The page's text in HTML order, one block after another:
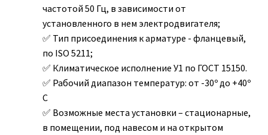
частотой 50 Гц, в зависимости от
установленного в нем электродвигателя;
Тип присоединения к арматуре - фланцевый,
по ISO 5211;
Климатическое исполнение У1 по ГОСТ 15150.
Рабочий диапазон температур: от -30º до +40º
С
Возможные места установки – стационарные,
в помещении, под навесом и на открытом